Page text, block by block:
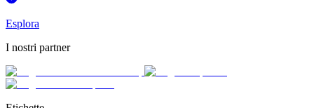
Esplora
I nostri partner